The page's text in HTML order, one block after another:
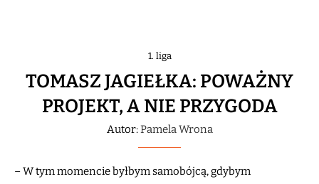
1. liga
TOMASZ JAGIEŁKA: POWAŻNY
PROJEKT, A NIE PRZYGODA
Autor:Pamela Wrona
– W tym momencie byłbym samobójcą, gdybym